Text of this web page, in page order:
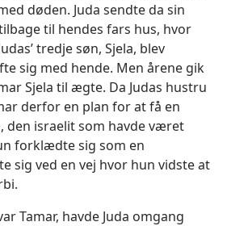
døden. Juda sendte da sin
til hendes fars hus, hvor
tredje søn, Sjela, blev
sig med hende. Men årene gik
Sjela til ægte. Da Judas hustru
derfor en plan for at få en
den israelit som havde været
forklædte sig som en
sig ved en vej hvor hun vidste at
Tamar, havde Juda omgang